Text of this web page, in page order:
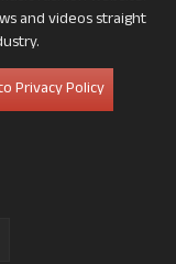
and videos straight
Privacy Policy